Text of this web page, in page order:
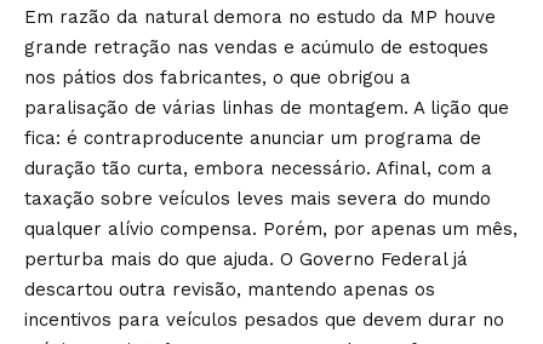
Em razão da natural demora no estudo da MP houve
grande retração nas vendas e acúmulo de estoques
nos pátios dos fabricantes, o que obrigou a
paralisação de várias linhas de montagem. A lição que
fica: é contraproducente anunciar um programa de
duração tão curta, embora necessário. Afinal, com a
taxação sobre veículos leves mais severa do mundo
qualquer alívio compensa. Porém, por apenas um mês,
perturba mais do que ajuda. O Governo Federal já
descartou outra revisão, mantendo apenas os
incentivos para veículos pesados que devem durar no